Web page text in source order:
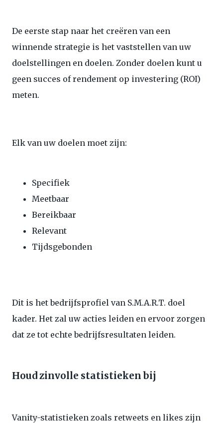
De eerste stap naar het creëren van een
winnende strategie is het vaststellen van uw
doelstellingen en doelen. Zonder doelen kunt u
geen succes of rendement op investering (ROI)
meten.
Elk van uw doelen moet zijn:
Specifiek
Meetbaar
Bereikbaar
Relevant
Tijdsgebonden
Dit is het bedrijfsprofiel van S.M.A.R.T. doel
kader. Het zal uw acties leiden en ervoor zorgen
dat ze tot echte bedrijfsresultaten leiden.
Houd zinvolle statistieken bij
Vanity-statistieken zoals retweets en likes zijn